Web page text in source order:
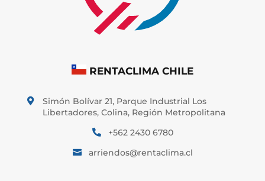
RENTACLIMA CHILE

Simón Bolívar 21, Parque Industrial Los
Libertadores, Colina, Región Metropolitana
 +562 2430 6780
 arriendos@rentaclima.cl